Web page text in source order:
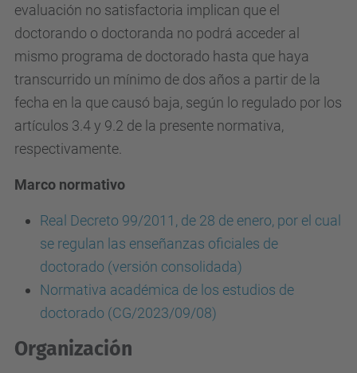
evaluación no satisfactoria implican que el
doctorando o doctoranda no podrá acceder al
mismo programa de doctorado hasta que haya
transcurrido un mínimo de dos años a partir de la
fecha en la que causó baja, según lo regulado por los
artículos 3.4 y 9.2 de la presente normativa,
respectivamente.
Marco normativo
Real Decreto 99/2011, de 28 de enero, por el cual
se regulan las enseñanzas oficiales de
doctorado (versión consolidada)
Normativa académica de los estudios de
doctorado (CG/2023/09/08)
Organización